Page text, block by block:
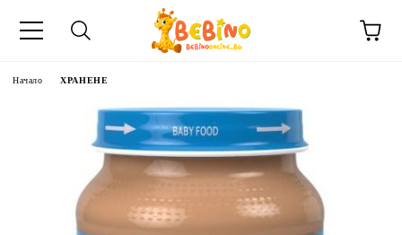
Начало ХРАНЕНЕ